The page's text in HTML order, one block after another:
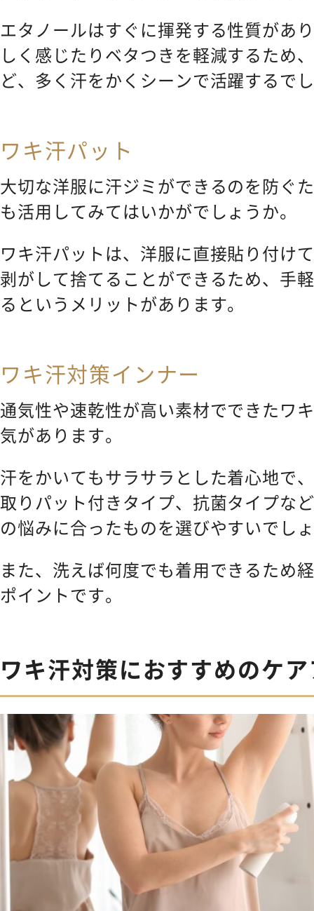
エタノールはすぐに揮発する性質があ
しく感じたりベタつきを軽減するため
ど、多く汗をかくシーンで活躍するで
ワキ汗パット
大切な洋服に汗ジミができるのを防ぐ
も活用してみてはいかがでしょうか。
ワキ汗パットは、洋服に直接貼り付け
剥がして捨てることができるため、手
るというメリットがあります。
ワキ汗対策インナー
通気性や速乾性が高い素材でできたワ
気があります。
汗をかいてもサラサラとした着心地で
取りパット付きタイプ、抗菌タイプな
の悩みに合ったものを選びやすいでし
また、洗えば何度でも着用できるため
ポイントです。
ワキ汗対策におすすめのケ